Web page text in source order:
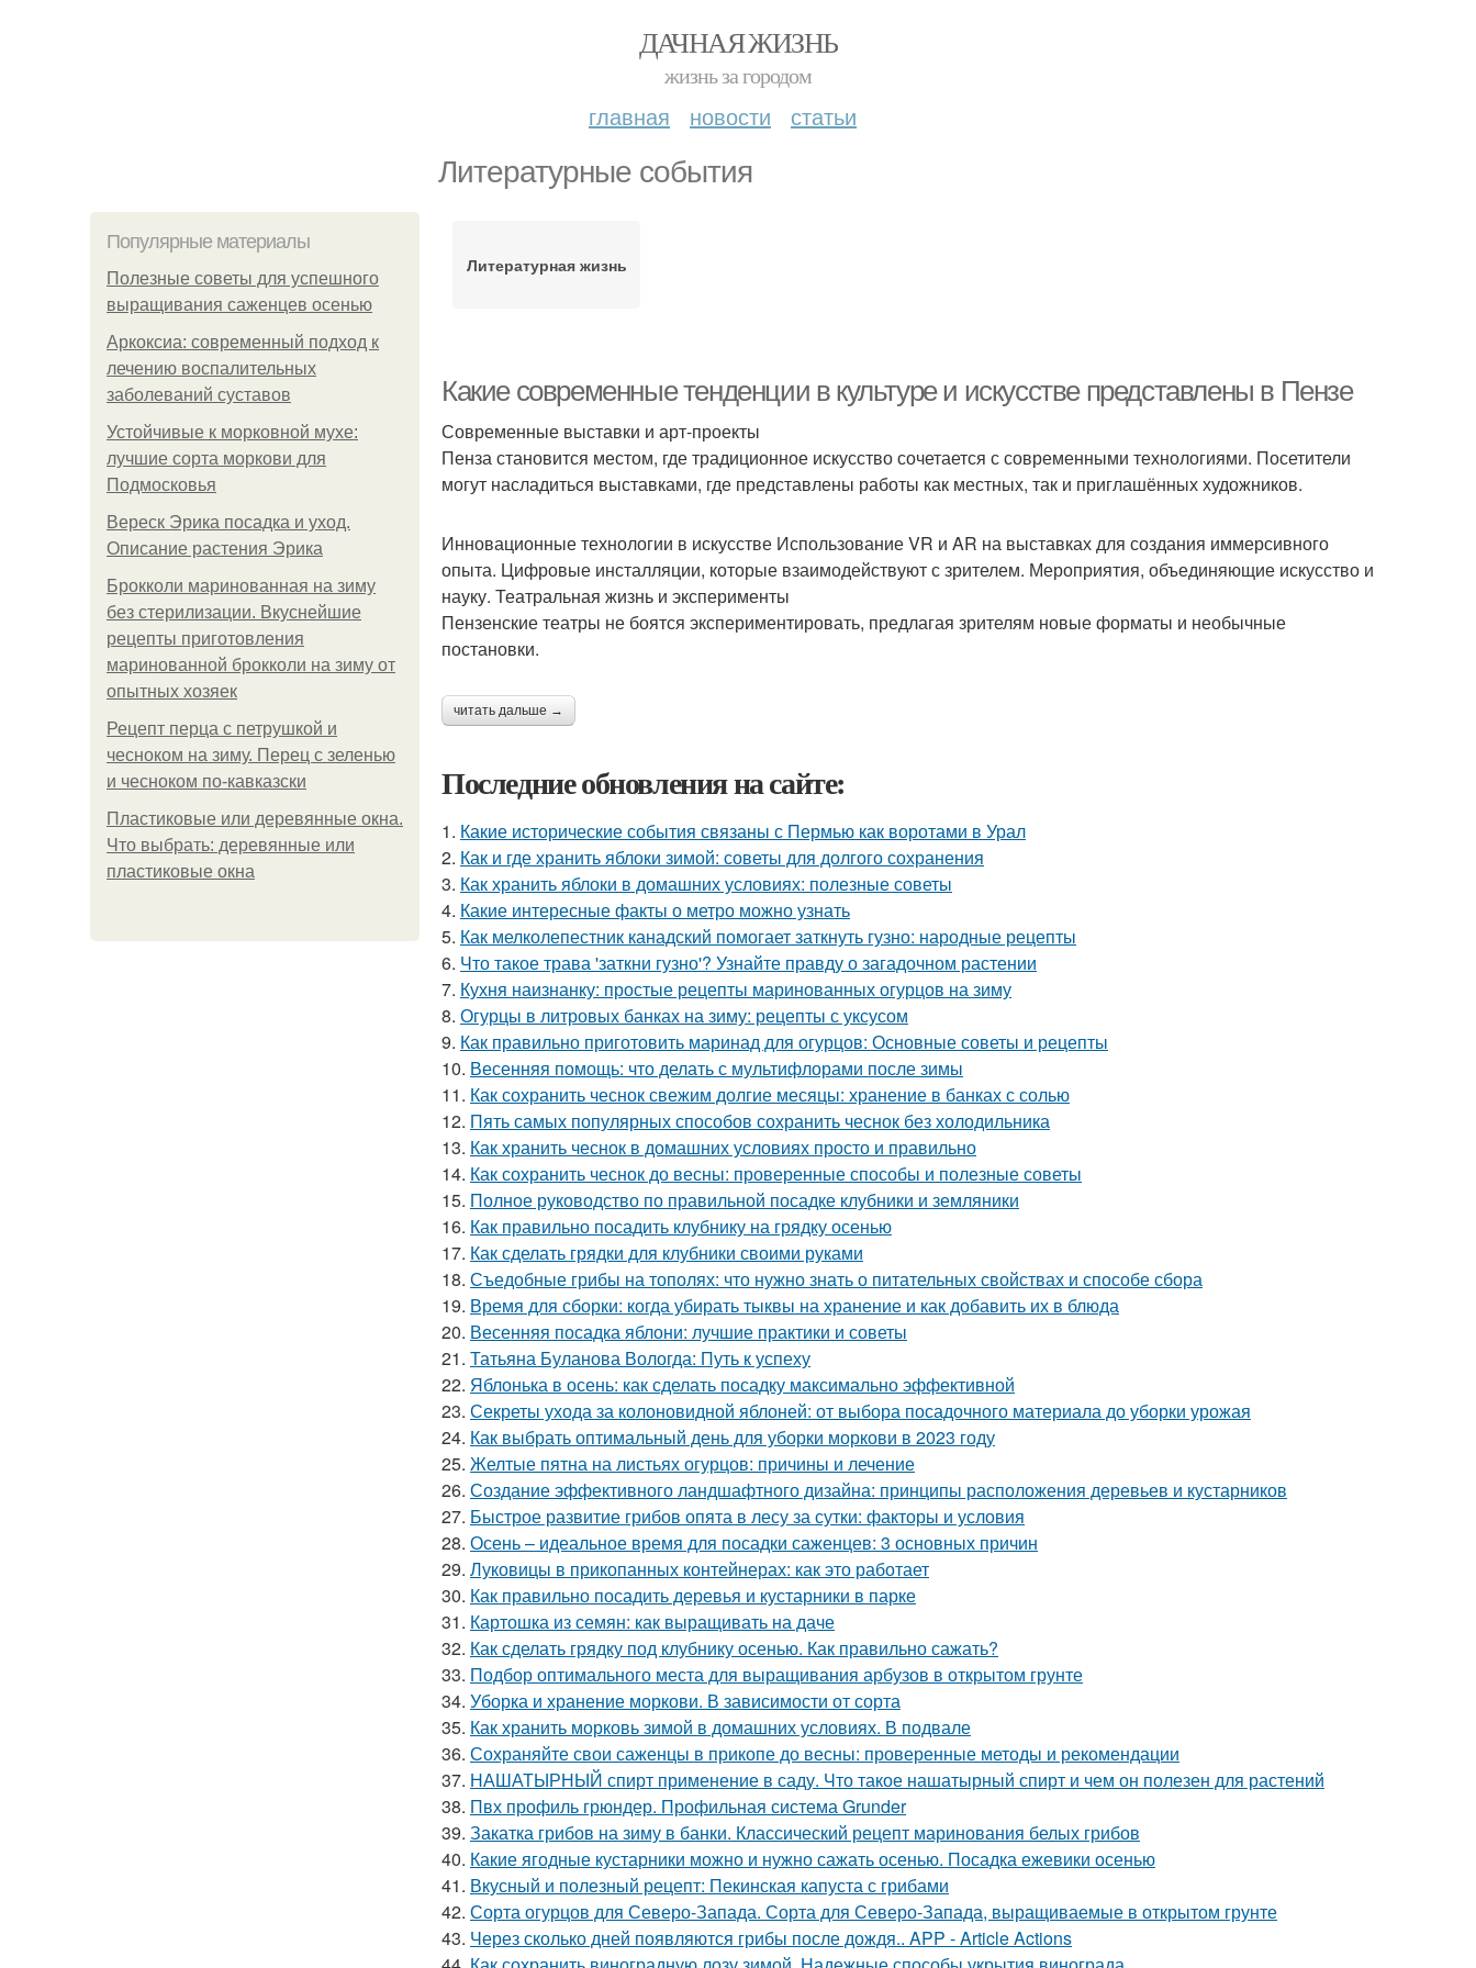
ДАЧНАЯ ЖИЗНЬ
жизнь за городом
главная новости статьи
Литературные события
Популярные материалы
Полезные советы для успешного
выращивания саженцев осенью
Аркоксиа: современный подход к
лечению воспалительных
заболеваний суставов
Устойчивые к морковной мухе:
лучшие сорта моркови для
Подмосковья
Вереск Эрика посадка и уход.
Описание растения Эрика
Брокколи маринованная на зиму
без стерилизации. Вкуснейшие
рецепты приготовления
маринованной брокколи на зиму от
опытных хозяек
Рецепт перца с петрушкой и
чесноком на зиму. Перец с зеленью
и чесноком по-кавказски
Пластиковые или деревянные окна.
Что выбрать: деревянные или
пластиковые окна
Литературная жизнь
Какие современные тенденции в культуре и искусстве представлены в Пензе
Современные выставки и арт-проекты
Пенза становится местом, где традиционное искусство сочетается с современными технологиями. Посетители
могут насладиться выставками, где представлены работы как местных, так и приглашённых художников.
Инновационные технологии в искусстве Использование VR и AR на выставках для создания иммерсивного
опыта. Цифровые инсталляции, которые взаимодействуют с зрителем. Мероприятия, объединяющие искусство и
науку. Театральная жизнь и эксперименты
Пензенские театры не боятся экспериментировать, предлагая зрителям новые форматы и необычные
постановки.
читать дальше →
Последние обновления на сайте:
1. Какие исторические события связаны с Пермью как воротами в Урал
2. Как и где хранить яблоки зимой: советы для долгого сохранения
3. Как хранить яблоки в домашних условиях: полезные советы
4. Какие интересные факты о метро можно узнать
5. Как мелколепестник канадский помогает заткнуть гузно: народные рецепты
6. Что такое трава 'заткни гузно'? Узнайте правду о загадочном растении
7. Кухня наизнанку: простые рецепты маринованных огурцов на зиму
8. Огурцы в литровых банках на зиму: рецепты с уксусом
9. Как правильно приготовить маринад для огурцов: Основные советы и рецепты
10. Весенняя помощь: что делать с мультифлорами после зимы
11. Как сохранить чеснок свежим долгие месяцы: хранение в банках с солью
12. Пять самых популярных способов сохранить чеснок без холодильника
13. Как хранить чеснок в домашних условиях просто и правильно
14. Как сохранить чеснок до весны: проверенные способы и полезные советы
15. Полное руководство по правильной посадке клубники и земляники
16. Как правильно посадить клубнику на грядку осенью
17. Как сделать грядки для клубники своими руками
18. Съедобные грибы на тополях: что нужно знать о питательных свойствах и способе сбора
19. Время для сборки: когда убирать тыквы на хранение и как добавить их в блюда
20. Весенняя посадка яблони: лучшие практики и советы
21. Татьяна Буланова Вологда: Путь к успеху
22. Яблонька в осень: как сделать посадку максимально эффективной
23. Секреты ухода за колоновидной яблоней: от выбора посадочного материала до уборки урожая
24. Как выбрать оптимальный день для уборки моркови в 2023 году
25. Желтые пятна на листьях огурцов: причины и лечение
26. Создание эффективного ландшафтного дизайна: принципы расположения деревьев и кустарников
27. Быстрое развитие грибов опята в лесу за сутки: факторы и условия
28. Осень – идеальное время для посадки саженцев: 3 основных причин
29. Луковицы в прикопанных контейнерах: как это работает
30. Как правильно посадить деревья и кустарники в парке
31. Картошка из семян: как выращивать на даче
32. Как сделать грядку под клубнику осенью. Как правильно сажать?
33. Подбор оптимального места для выращивания арбузов в открытом грунте
34. Уборка и хранение моркови. В зависимости от сорта
35. Как хранить морковь зимой в домашних условиях. В подвале
36. Сохраняйте свои саженцы в прикопе до весны: проверенные методы и рекомендации
37. НАШАТЫРНЫЙ спирт применение в саду. Что такое нашатырный спирт и чем он полезен для растений
38. Пвх профиль грюндер. Профильная система Grunder
39. Закатка грибов на зиму в банки. Классический рецепт маринования белых грибов
40. Какие ягодные кустарники можно и нужно сажать осенью. Посадка ежевики осенью
41. Вкусный и полезный рецепт: Пекинская капуста с грибами
42. Сорта огурцов для Северо-Запада. Сорта для Северо-Запада, выращиваемые в открытом грунте
43. Через сколько дней появляются грибы после дождя.. APP - Article Actions